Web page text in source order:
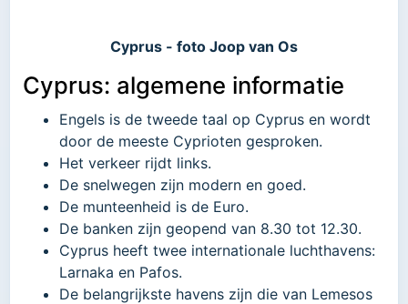
Cyprus - foto Joop van Os
Cyprus: algemene informatie
Engels is de tweede taal op Cyprus en wordt
door de meeste Cyprioten gesproken.
Het verkeer rijdt links.
De snelwegen zijn modern en goed.
De munteenheid is de Euro.
De banken zijn geopend van 8.30 tot 12.30.
Cyprus heeft twee internationale luchthavens:
Larnaka en Pafos.
De belangrijkste havens zijn die van Lemesos